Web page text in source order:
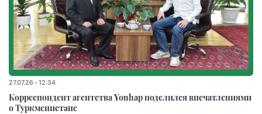
27.07.26 - 12:34
Корреспондент агентства Yonhap поделился впечатлениями
о Туркменистане